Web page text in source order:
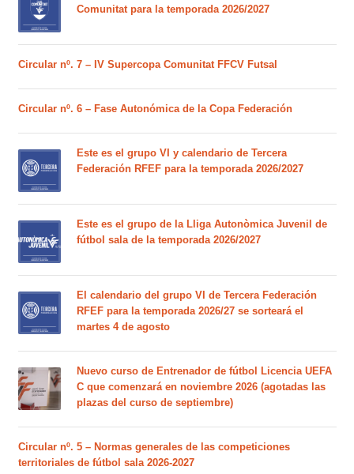
Comunitat para la temporada 2026/2027
Circular nº. 7 – IV Supercopa Comunitat FFCV Futsal
Circular nº. 6 – Fase Autonómica de la Copa Federación
Este es el grupo VI y calendario de Tercera
Federación RFEF para la temporada 2026/2027
Este es el grupo de la Lliga Autonòmica Juvenil de
fútbol sala de la temporada 2026/2027
El calendario del grupo VI de Tercera Federación
RFEF para la temporada 2026/27 se sorteará el
martes 4 de agosto
Nuevo curso de Entrenador de fútbol Licencia UEFA
C que comenzará en noviembre 2026 (agotadas las
plazas del curso de septiembre)
Circular nº. 5 – Normas generales de las competiciones
territoriales de fútbol sala 2026-2027